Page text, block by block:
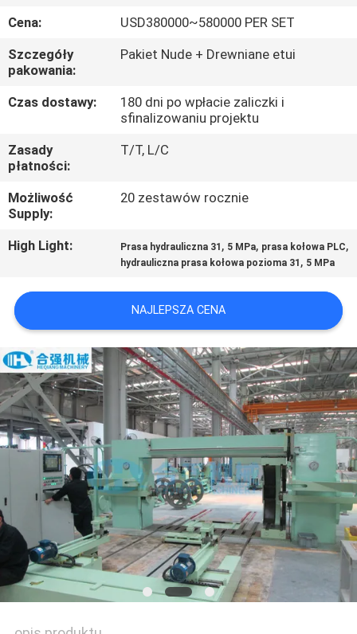
KONTROLA
JAKOŚCI
SKONTAKTUJ
Z
POPROSIĆ
O
WYCENĘ
SITEMAP
PRIVACY
POLICY
Cena:
USD380000~580000 PER SET
Szczegóły
pakowania:
Pakiet Nude + Drewniane etui
Czas dostawy:
180 dni po wpłacie zaliczki i
sfinalizowaniu projektu
Zasady
płatności:
T/T, L/C
Możliwość
Supply:
20 zestawów rocznie
High Light: Prasa hydrauliczna 31 , 5 MPa, prasa kołowa PLC,
hydrauliczna prasa kołowa pozioma 31 , 5 MPa
NAJLEPSZA CENA